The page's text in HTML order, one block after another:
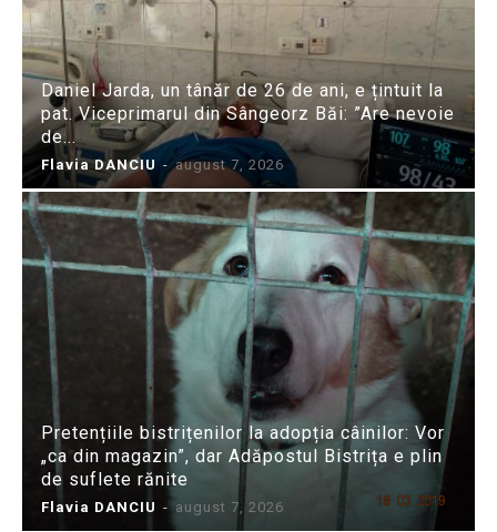
Daniel Jarda, un tânăr de 26 de ani, e țintuit la
pat. Viceprimarul din Sângeorz Băi: ”Are nevoie
de...
Flavia DANCIU - august 7, 2026
Pretențiile bistrițenilor la adopția câinilor: Vor
„ca din magazin”, dar Adăpostul Bistrița e plin
de suflete rănite
Flavia DANCIU - august 7, 2026